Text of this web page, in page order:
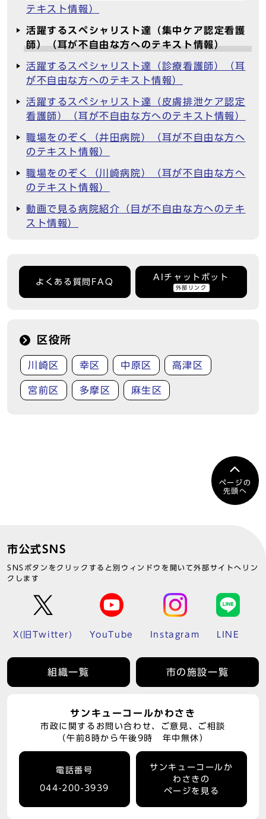
テキスト情報）
活躍するスペシャリスト達（集中ケア認定看護
師）（耳が不自由な方へのテキスト情報）
活躍するスペシャリスト達（診療看護師）（耳
が不自由な方へのテキスト情報）
活躍するスペシャリスト達（皮膚排泄ケア認定
看護師）（耳が不自由な方へのテキスト情報）
職場をのぞく（井田病院）（耳が不自由な方へ
のテキスト情報）
職場をのぞく（川崎病院）（耳が不自由な方へ
のテキスト情報）
動画で見る病院紹介（目が不自由な方へのテキ
スト情報）
よくある質問FAQ
AIチャットボット
外部リンク
区役所
川崎区 幸区 中原区 高津区
宮前区 多摩区 麻生区
ページの
先頭へ
市公式SNS
SNSボタンをクリックすると別ウィンドウを開いて外部サイトへリン
クします
X(旧Twitter) YouTube Instagram LINE
組織一覧 市の施設一覧
サンキューコールかわさき
市政に関するお問い合わせ、ご意見、ご相談
（午前8時から午後9時 年中無休）
電話番号
044-200-3939
サンキューコールか
わさきの
ページを見る